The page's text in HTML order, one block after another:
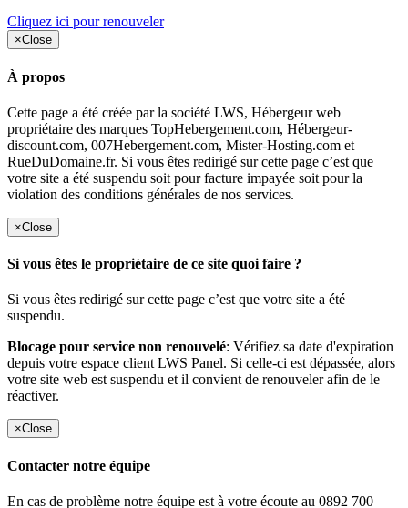
Cliquez ici pour renouveler
×Close
À propos
Cette page a été créée par la société LWS, Hébergeur web
propriétaire des marques TopHebergement.com, Hébergeur-
discount.com, 007Hebergement.com, Mister-Hosting.com et
RueDuDomaine.fr. Si vous êtes redirigé sur cette page c’est que
votre site a été suspendu soit pour facture impayée soit pour la
violation des conditions générales de nos services.
×Close
Si vous êtes le propriétaire de ce site quoi faire ?
Si vous êtes redirigé sur cette page c’est que votre site a été
suspendu.
Blocage pour service non renouvelé: Vérifiez sa date d'expiration
depuis votre espace client LWS Panel. Si celle-ci est dépassée, alors
votre site web est suspendu et il convient de renouveler afin de le
réactiver.
×Close
Contacter notre équipe
En cas de problème notre équipe est à votre écoute au 0892 700